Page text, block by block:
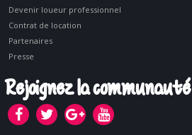
Devenir loueur professionnel
Contrat de location
Partenaires
Presse
Rejoignez la communauté